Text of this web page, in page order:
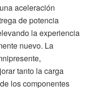
aceleración
de potencia
la experiencia
nuevo. La
tanto la carga
los componentes